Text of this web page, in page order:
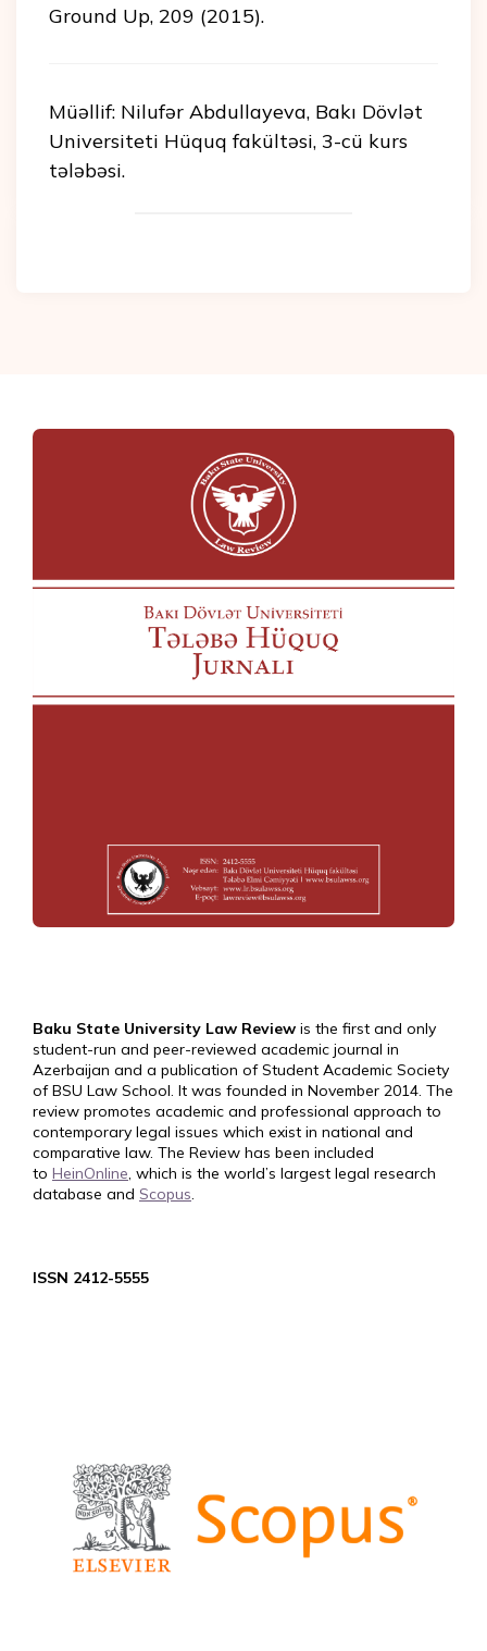
Ground Up, 209 (2015).
Müəllif: Nilufər Abdullayeva, Bakı Dövlət
Universiteti Hüquq fakültəsi, 3-cü kurs
tələbəsi.
Baku State University Law Review is the first and only
student-run and peer-reviewed academic journal in
Azerbaijan and a publication of Student Academic Society
of BSU Law School. It was founded in November 2014. The
review promotes academic and professional approach to
contemporary legal issues which exist in national and
comparative law. The Review has been included
to HeinOnline, which is the world’s largest legal research
database and Scopus.
ISSN 2412-5555